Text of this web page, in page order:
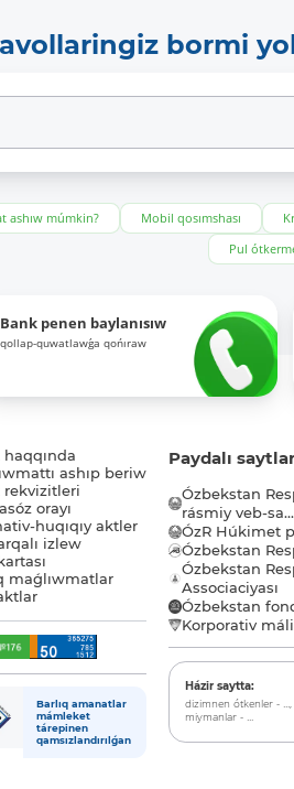
bormi
ashıw múmkin? Mobil qosımshası
Pul
Bank penen baylanısıw
qollap-quwatlawǵa qońıraw
haqqında
ashıp beriw
rekvizitleri
orayı
huqıqıy aktler
izlew
maǵlıwmatlar
Barlıq amanatlar
mámleket
tárepinen
qamsızlandırılǵan
Paydalı
Ózbekstan
rásmiy veb-sa...
ÓzR Húkimet
Ózbekstan
Ózbekstan
Associaciyası
Ózbekstan
Korporativ
Házir saytta:
dizimnen ótkenler - ...,
miymanlar - ...